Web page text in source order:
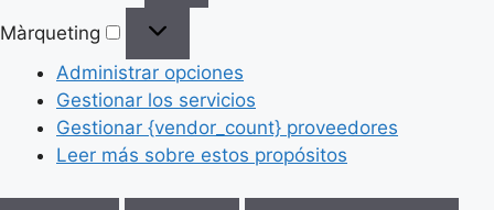
Màrqueting
Administrar opciones
Gestionar los servicios
Gestionar {vendor_count} proveedores
Leer más sobre estos propósitos